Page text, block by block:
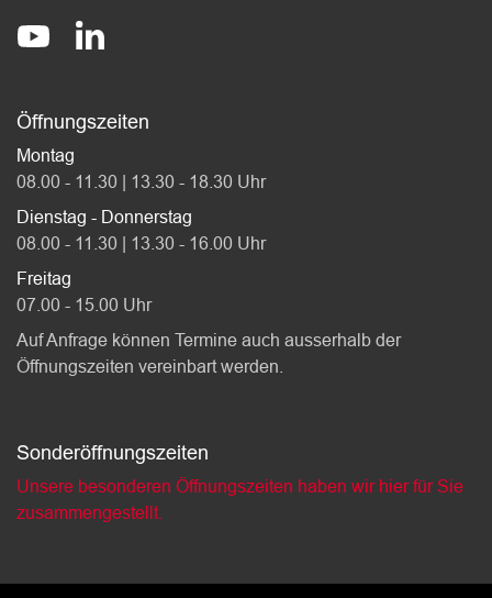
Socials
@StadtAffolternamAlbis
stadt-affoltern-am-albis
Öffnungszeiten
Montag
08.00 - 11.30 | 13.30 - 18.30 Uhr
Dienstag - Donnerstag
08.00 - 11.30 | 13.30 - 16.00 Uhr
Freitag
07.00 - 15.00 Uhr
Auf Anfrage können Termine auch ausserhalb der
Öffnungszeiten vereinbart werden.
Sonderöffnungszeiten
Unsere besonderen Öffnungszeiten haben wir hier für Sie
zusammengestellt.